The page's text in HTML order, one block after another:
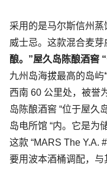
采用的是马尔斯信州
威士忌。这款混合麦芽
酿。”屋久岛陈酿酒窖 “
九州岛海拔最高的岛屿
西南 60 公里处，被誉
岛陈酿酒窖 “位于屋久
岛电所馆 “内。它是为
这款 “MARS The Y.A.
要用波本酒桶调配，与